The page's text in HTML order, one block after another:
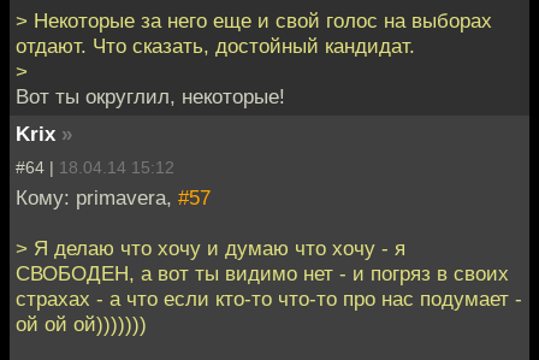
> Некоторые за него еще и свой голос на выборах
отдают. Что сказать, достойный кандидат.
>
Вот ты округлил, некоторые!
Krix »
#64 | 18.04.14 15:12
Кому: primavera, #57
> Я делаю что хочу и думаю что хочу - я
СВОБОДЕН, а вот ты видимо нет - и погряз в своих
страхах - а что если кто-то что-то про нас подумает -
ой ой ой)))))))